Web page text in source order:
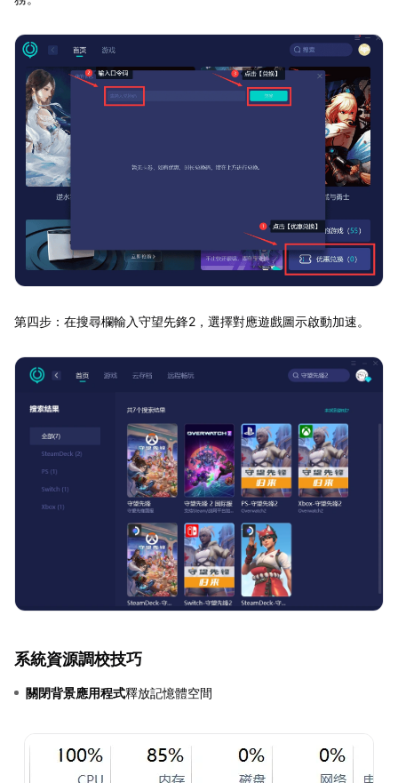
第四步：在搜尋欄輸入守望先鋒2，選擇對應遊戲圖示啟動加速。
系統資源調校技巧
關閉背景應用程式釋放記憶體空間